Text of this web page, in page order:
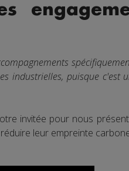
industrielles, puisque c'est
invitée pour nous
leur empreinte